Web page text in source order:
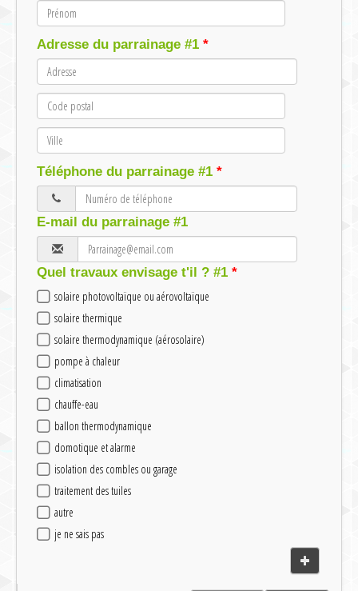
Adresse du parrainage #1
Téléphone du parrainage #1
E-mail du parrainage #1
Quel travaux envisage t'il ? #1
solaire photovoltaïque ou aérovoltaïque
solaire thermique
solaire thermodynamique (aérosolaire)
pompe à chaleur
climatisation
chauffe-eau
ballon thermodynamique
domotique et alarme
isolation des combles ou garage
traitement des tuiles
autre
je ne sais pas